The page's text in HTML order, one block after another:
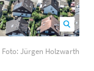
Foto: Jürgen Holzwarth